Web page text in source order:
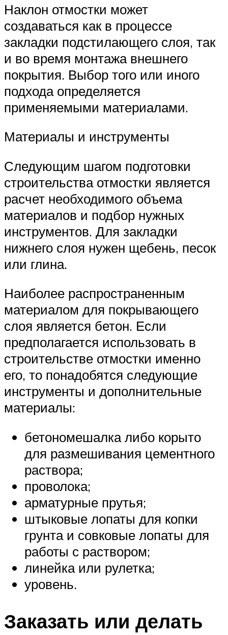
Наклон отмостки может
создаваться как в процессе
закладки подстилающего слоя, так
и во время монтажа внешнего
покрытия. Выбор того или иного
подхода определяется
применяемыми материалами.
Материалы и инструменты
Следующим шагом подготовки
строительства отмостки является
расчет необходимого объема
материалов и подбор нужных
инструментов. Для закладки
нижнего слоя нужен щебень, песок
или глина.
Наиболее распространенным
материалом для покрывающего
слоя является бетон. Если
предполагается использовать в
строительстве отмостки именно
его, то понадобятся следующие
инструменты и дополнительные
материалы:
бетономешалка либо корыто
для размешивания цементного
раствора;
проволока;
арматурные прутья;
штыковые лопаты для копки
грунта и совковые лопаты для
работы с раствором;
линейка или рулетка;
уровень.
Заказать или делать